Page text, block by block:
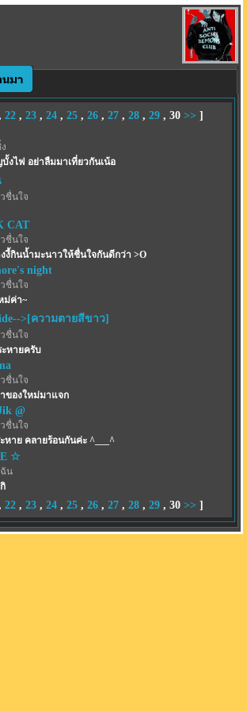
22, 23, 24, 25, 26, 27, 28, 29, 30 >> ]
งไฟ อย่าลืมมาเที่ยวกันเน้อ
ชื่นใจ
CAT
ชื่นใจ
งี้กินน้ำมะนาวให้ชื่นใจกันดีกว่า >O
night
ชื่นใจ
ม่ค่า~
>[ความตายสีขาว]
ชื่นใจ
หายครับ
ชื่นใจ
าของใหม่มาแจก
@
ชื่นใจ
หาย คลายร้อนกันค่ะ ^___^
☆
น
22, 23, 24, 25, 26, 27, 28, 29, 30 >> ]